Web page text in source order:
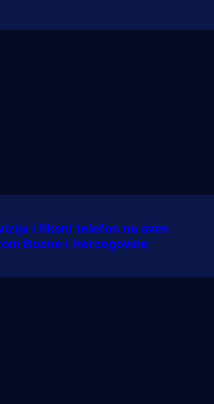
i fiksni telefon na svim
Bosne i Hercegovine